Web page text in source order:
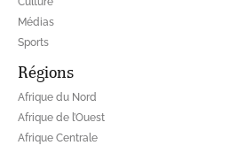
Médias
Sports
Régions
Afrique du Nord
Afrique de l’Ouest
Afrique Centrale